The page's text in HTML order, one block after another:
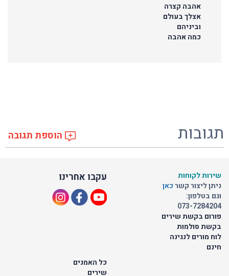
אהבה קצרה
אצלך בעולם
וביניהם
כמה אהבה
תגובות הוספת תגובה
עקבו אחרינו
שירות לקוחות
ניתן ליצור קשרכאן
וגם בטלפון:
073-7284204
פורום בקשת שירים
בקשת סולמות
לוח מורים לנגינה
חינם
כל האמנים
שירים